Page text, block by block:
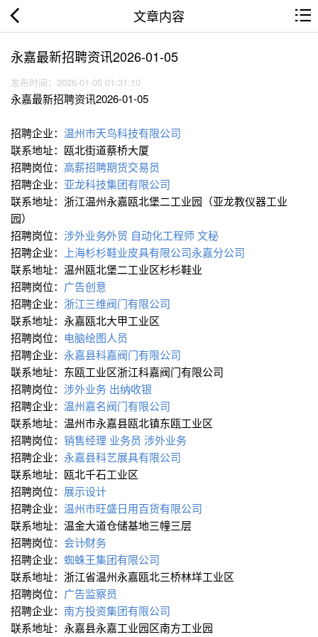
文章内容
永嘉最新招聘资讯2026-01-05
发布时间：2026-01-05 01:31:10
永嘉最新招聘资讯2026-01-05
招聘企业： 温州市天鸟科技有限公司
联系地址：瓯北街道蔡桥大厦
招聘岗位： 高薪招聘期货交易员
招聘企业： 亚龙科技集团有限公司
联系地址：浙江温州永嘉瓯北堡二工业园（亚龙教仪器工业
园）
招聘岗位： 涉外业务∕外贸 自动化工程师文秘
招聘企业：
上海杉杉鞋业皮具有限公司永嘉分公司
联系地址：温州瓯北堡二工业区杉杉鞋业
招聘岗位： 广告创意
招聘企业： 浙江三维阀门有限公司
联系地址：永嘉瓯北大甲工业区
招聘岗位： 电脑绘图人员
招聘企业： 永嘉县科嘉阀门有限公司
联系地址：东瓯工业区浙江科嘉阀门有限公司
招聘岗位： 涉外业务 出纳∕收银
招聘企业： 温州嘉名阀门有限公司
联系地址：温州市永嘉县瓯北镇东瓯工业区
招聘岗位： 销售经理 业务员 涉外业务
招聘企业： 永嘉县科艺展具有限公司
联系地址：瓯北千石工业区
招聘岗位： 展示设计
招聘企业： 温州市旺盛日用百货有限公司
联系地址：温金大道仓储基地三幢三层
招聘岗位： 会计∕财务
招聘企业： 蜘蛛王集团有限公司
联系地址：浙江省温州永嘉瓯北三桥林垟工业区
招聘岗位： 广告监察员
招聘企业： 南方投资集团有限公司
联系地址：永嘉县永嘉工业园区南方工业园